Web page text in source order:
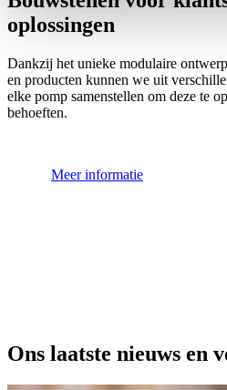
oplossingen
Dankzij het unieke modulaire
en producten kunnen we uit
elke pomp samenstellen om deze te
behoeften.
Meer informatie
Ons laatste nieuws en